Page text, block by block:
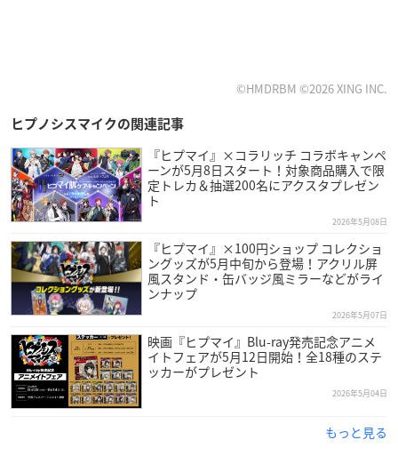
©HMDRBM ©2026 XING INC.
ヒプノシスマイクの関連記事
『ヒプマイ』×コラリッチ コラボキャンペ
ーンが5月8日スタート！対象商品購入で限
定トレカ＆抽選200名にアクスタプレゼン
ト
2026年5月08日
『ヒプマイ』×100円ショップ コレクショ
ングッズが5月中旬から登場！アクリル屏
風スタンド・缶バッジ風ミラーなどがライ
ンナップ
2026年5月07日
映画『ヒプマイ』Blu-ray発売記念アニメ
イトフェアが5月12日開始！全18種のステ
ッカーがプレゼント
2026年5月04日
もっと見る